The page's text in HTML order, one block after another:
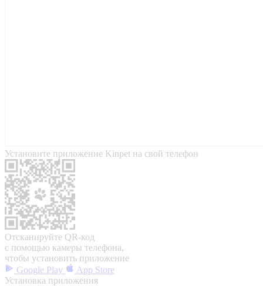
Установите приложение Kinpet на свой телефон
Отсканируйте QR-код
с помощью камеры телефона,
чтобы установить приложение
Google Play
App Store
Установка приложения